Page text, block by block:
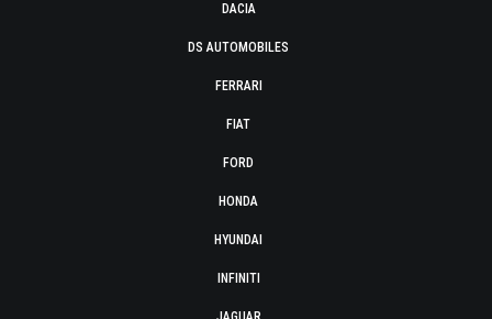
DACIA
DS AUTOMOBILES
FERRARI
FIAT
FORD
HONDA
HYUNDAI
INFINITI